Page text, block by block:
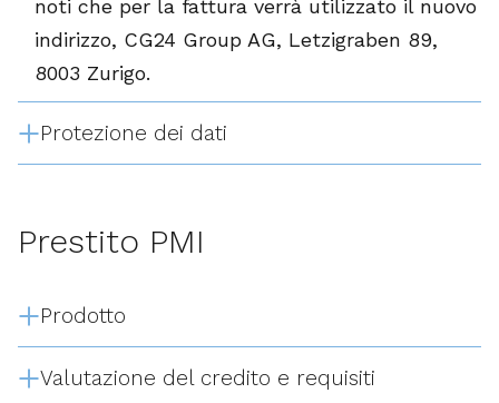
noti che per la fattura verrà utilizzato il nuovo
indirizzo, CG24 Group AG, Letzigraben 89,
8003 Zurigo.
Protezione dei dati
Prestito PMI
Prodotto
Valutazione del credito e requisiti